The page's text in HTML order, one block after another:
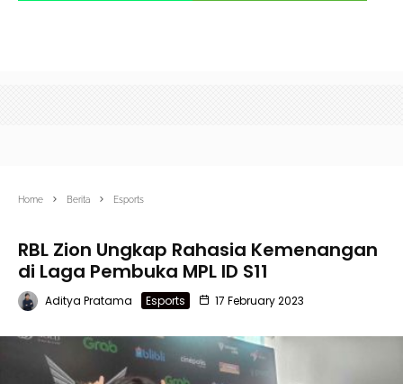
Home Berita Esports
RBL Zion Ungkap Rahasia Kemenangan
di Laga Pembuka MPL ID S11
Aditya Pratama Esports 17 February 2023